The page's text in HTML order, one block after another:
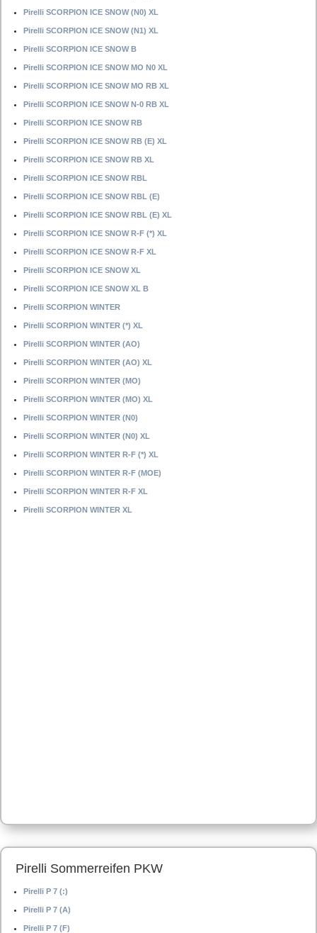
Pirelli SCORPION ICE SNOW (N0) XL
Pirelli SCORPION ICE SNOW (N1) XL
Pirelli SCORPION ICE SNOW B
Pirelli SCORPION ICE SNOW MO N0 XL
Pirelli SCORPION ICE SNOW MO RB XL
Pirelli SCORPION ICE SNOW N-0 RB XL
Pirelli SCORPION ICE SNOW RB
Pirelli SCORPION ICE SNOW RB (E) XL
Pirelli SCORPION ICE SNOW RB XL
Pirelli SCORPION ICE SNOW RBL
Pirelli SCORPION ICE SNOW RBL (E)
Pirelli SCORPION ICE SNOW RBL (E) XL
Pirelli SCORPION ICE SNOW R-F (*) XL
Pirelli SCORPION ICE SNOW R-F XL
Pirelli SCORPION ICE SNOW XL
Pirelli SCORPION ICE SNOW XL B
Pirelli SCORPION WINTER
Pirelli SCORPION WINTER (*) XL
Pirelli SCORPION WINTER (AO)
Pirelli SCORPION WINTER (AO) XL
Pirelli SCORPION WINTER (MO)
Pirelli SCORPION WINTER (MO) XL
Pirelli SCORPION WINTER (N0)
Pirelli SCORPION WINTER (N0) XL
Pirelli SCORPION WINTER R-F (*) XL
Pirelli SCORPION WINTER R-F (MOE)
Pirelli SCORPION WINTER R-F XL
Pirelli SCORPION WINTER XL
Pirelli Sommerreifen PKW
Pirelli P 7 (:)
Pirelli P 7 (A)
Pirelli P 7 (F)